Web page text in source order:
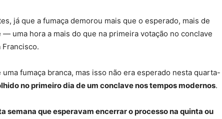
já que a fumaça demorou mais que o esperado, mais de
uma hora a mais do que na primeira votação no conclave
fumaça branca, mas isso não era esperado nesta quarta-
no primeiro dia de um conclave nos tempos modernos.
semana que esperavam encerrar o processo na quinta ou